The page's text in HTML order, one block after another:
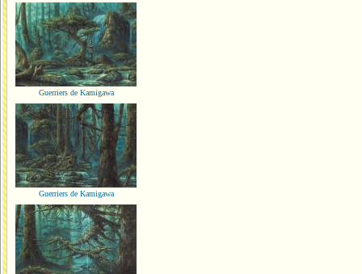
Guerriers de Kamigawa
Guerriers de Kamigawa